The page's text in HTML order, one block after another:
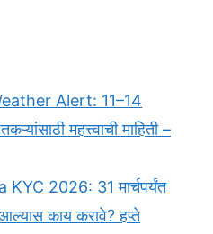
Alert: 11–14
महत्त्वाची माहिती –
2026: 31 मार्चपर्यंत
काय करावे? हप्ते